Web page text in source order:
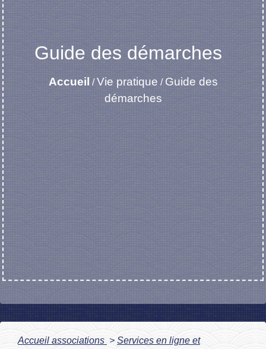
Guide des démarches
Accueil /Vie pratique / Guide des
démarches
Accueil associations > Services en ligne et